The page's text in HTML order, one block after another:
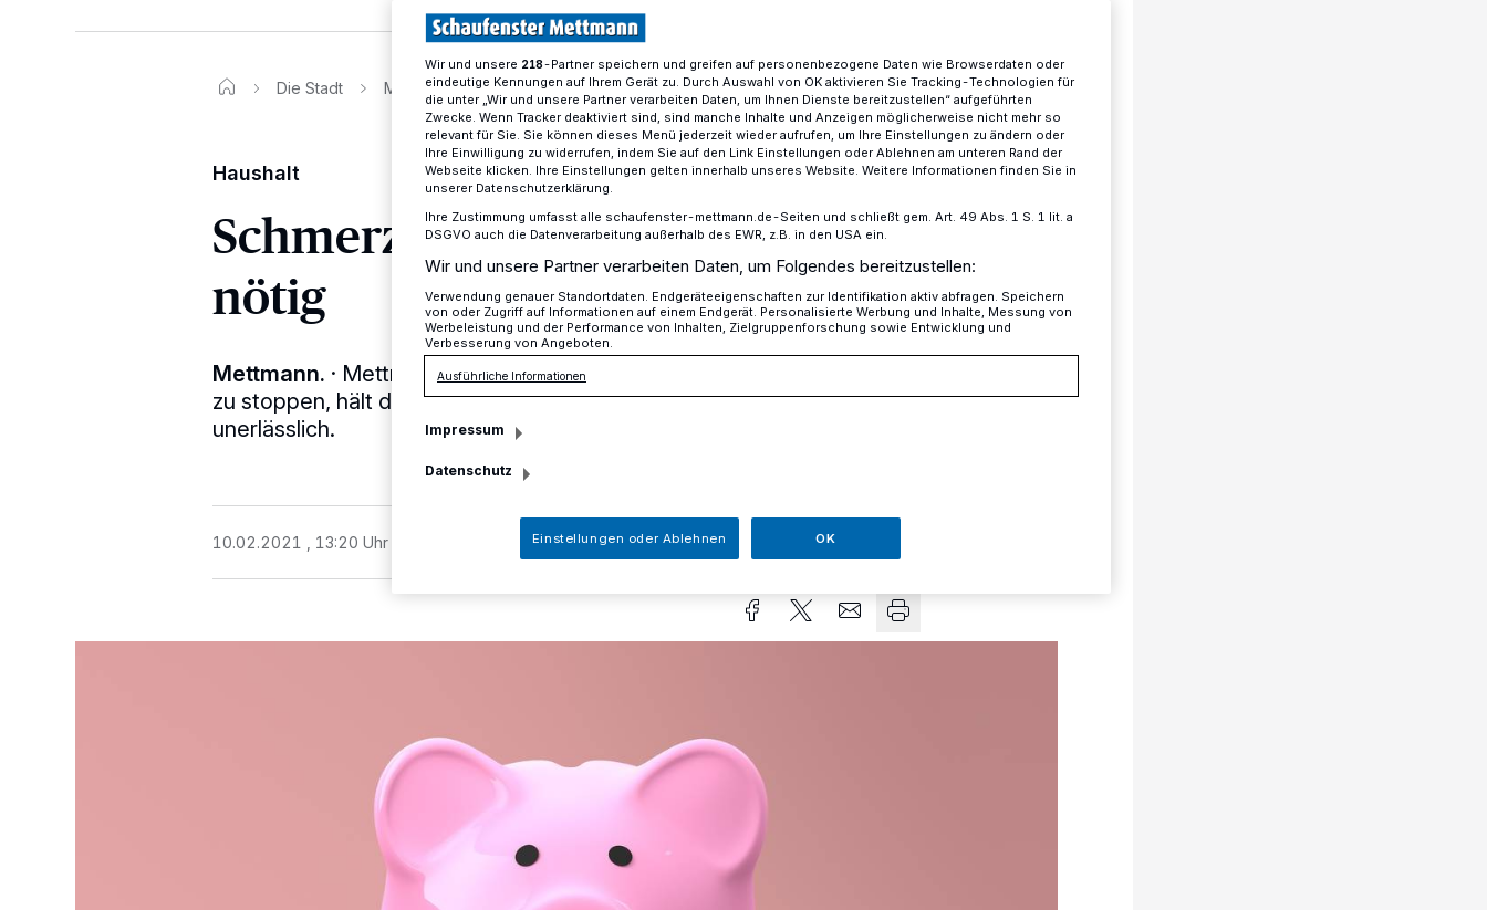
Die Stadt Mettmann plant Einstieg in die Haushaltskonsolidierung
Haushalt
Schmerzhafte Maßnahmen
nötig
Mettmann. · Mettmann befindet sich auf finanzieller Talfahrt. Um diese
zu stoppen, hält die Verwaltung unpopuläre Maßnahmen für
unerlässlich.
10.02.2021 , 13:20 Uhr 3 Minuten Lesezeit
Wir und unsere 218-Partner speichern und greifen auf personenbezogene Daten wie Browserdaten oder
eindeutige Kennungen auf Ihrem Gerät zu. Durch Auswahl von OK aktivieren Sie Tracking-Technologien für
die unter „Wir und unsere Partner verarbeiten Daten, um Ihnen Dienste bereitzustellen“ aufgeführten
Zwecke. Wenn Tracker deaktiviert sind, sind manche Inhalte und Anzeigen möglicherweise nicht mehr so
relevant für Sie. Sie können dieses Menü jederzeit wieder aufrufen, um Ihre Einstellungen zu ändern oder
Ihre Einwilligung zu widerrufen, indem Sie auf den Link Einstellungen oder Ablehnen am unteren Rand der
Webseite klicken. Ihre Einstellungen gelten innerhalb unseres Website. Weitere Informationen finden Sie in
unserer Datenschutzerklärung.
Ihre Zustimmung umfasst alle schaufenster-mettmann.de-Seiten und schließt gem. Art. 49 Abs. 1 S. 1 lit. a
DSGVO auch die Datenverarbeitung außerhalb des EWR, z.B. in den USA ein.
Wir und unsere Partner verarbeiten Daten, um Folgendes bereitzustellen:
Verwendung genauer Standortdaten. Endgeräteeigenschaften zur Identifikation aktiv abfragen. Speichern
von oder Zugriff auf Informationen auf einem Endgerät. Personalisierte Werbung und Inhalte, Messung von
Werbeleistung und der Performance von Inhalten, Zielgruppenforschung sowie Entwicklung und
Verbesserung von Angeboten.
Ausführliche Informationen
Impressum
Datenschutz
Einstellungen oder Ablehnen OK